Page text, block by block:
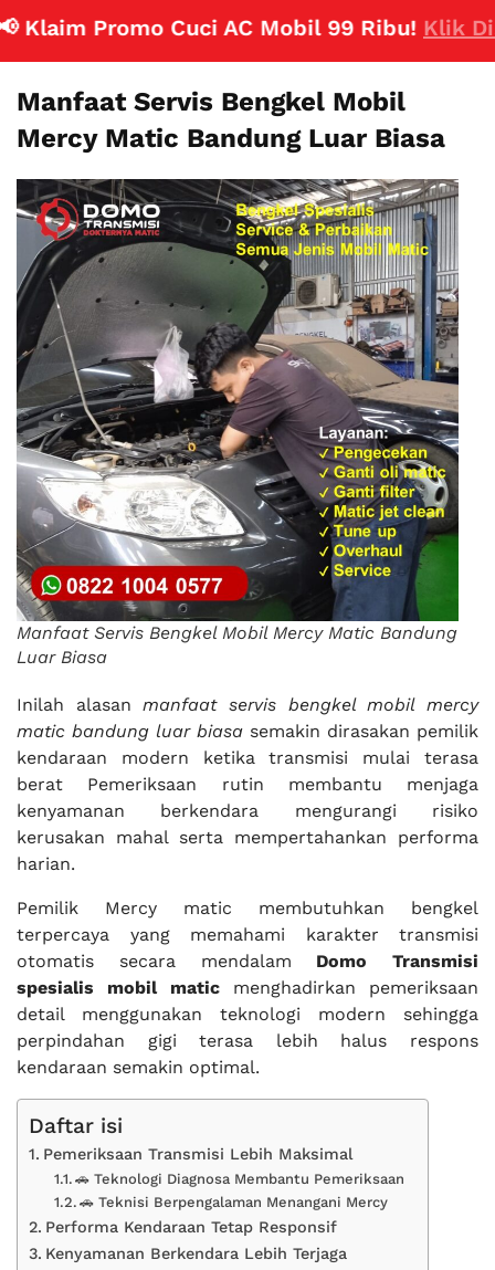
Promo Cuci AC Mobil 99 Ribu!Klik Disini
Manfaat Servis Bengkel Mobil
Mercy Matic Bandung Luar Biasa
Manfaat Servis Bengkel Mobil Mercy Matic Bandung
Luar Biasa
Inilah alasanmanfaat servis bengkel mobil mercy
matic bandung luar biasa semakin dirasakan pemilik
kendaraan modern ketika transmisi mulai terasa
berat Pemeriksaan rutin membantu menjaga
kenyamanan berkendara mengurangi risiko
kerusakan mahal serta mempertahankan performa
harian.
Pemilik Mercy matic membutuhkan bengkel
terpercaya yang memahami karakter transmisi
otomatis secara mendalam Domo Transmisi
spesialis mobil matic menghadirkan pemeriksaan
detail menggunakan teknologi modern sehingga
perpindahan gigi terasa lebih halus respons
kendaraan semakin optimal.
Daftar isi
Pemeriksaan Transmisi Lebih Maksimal
🚗 Teknologi Diagnosa Membantu Pemeriksaan
🚗 Teknisi Berpengalaman Menangani Mercy
Performa Kendaraan Tetap Responsif
Kenyamanan Berkendara Lebih Terjaga